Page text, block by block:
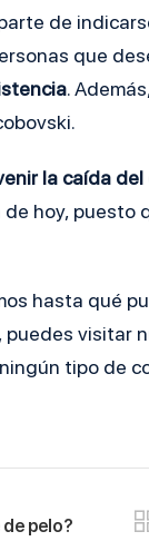
de
que
.
la caída del
de hoy, puesto
hasta qué
puedes visitar
tipo de
pelo?